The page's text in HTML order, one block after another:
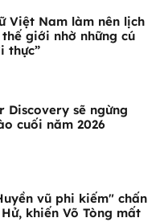
Việt Nam làm nên lịch
giới nhờ những cú
thực”
Discovery sẽ ngừng
cuối năm 2026
vũ phi kiếm" chấn
khiến Võ Tòng mất